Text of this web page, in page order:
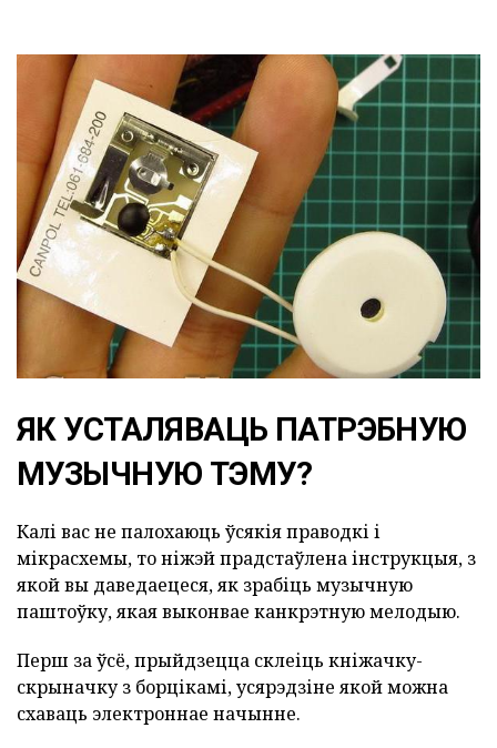
ЯК УСТАЛЯВАЦЬ ПАТРЭБНУЮ
МУЗЫЧНУЮ ТЭМУ?
Калі вас не палохаюць ўсякія праводкі і
мікрасхемы, то ніжэй прадстаўлена інструкцыя, з
якой вы даведаецеся, як зрабіць музычную
паштоўку, якая выконвае канкрэтную мелодыю.
Перш за ўсё, прыйдзецца склеіць кніжачку-
скрыначку з борцікамі, усярэдзіне якой можна
схаваць электроннае начынне.